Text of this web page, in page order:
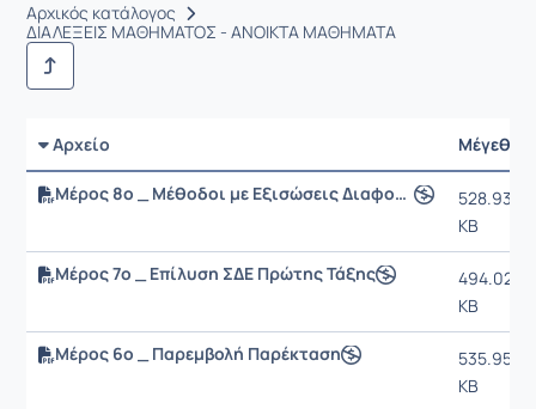
Αρχικός κατάλογος
ΔΙΑΛΕΞΕΙΣ ΜΑΘΗΜΑΤΟΣ - ΑΝΟΙΚΤΑ ΜΑΘΗΜΑΤΑ
Αρχείο Μέγεθος
Μέρος 8ο _ Μέθοδοι με Εξισώσεις Διαφορών
528.93
KB
Μέρος 7ο _ Επίλυση ΣΔΕ Πρώτης Τάξης
494.02
KB
Μέρος 6ο _ Παρεμβολή Παρέκταση
535.95
KB